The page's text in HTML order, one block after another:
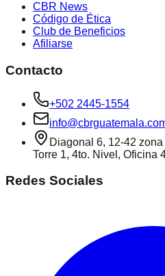
CBR News
Código de Ética
Club de Beneficios
Afiliarse
Contacto
+502 2445-1554
Diagonal 6, 12-42
Torre 1, 4to. Nivel, Oficina
Redes Sociales